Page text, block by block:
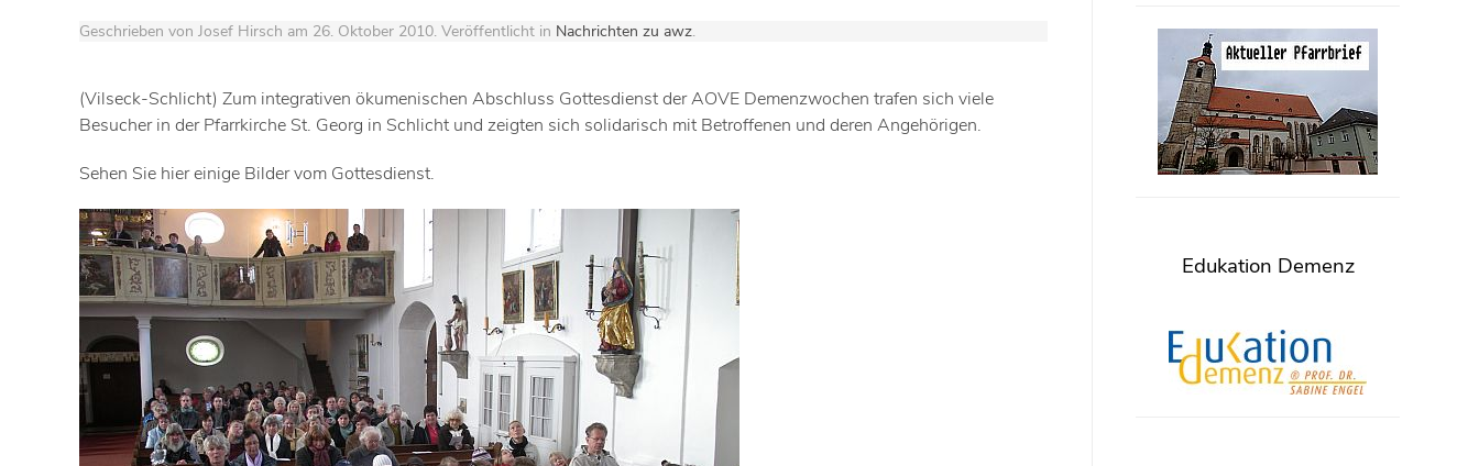
Geschrieben von Josef Hirsch am 26. Oktober 2010. Veröffentlicht in Nachrichten zu awz.
(Vilseck-Schlicht) Zum integrativen ökumenischen Abschluss Gottesdienst der AOVE Demenzwochen trafen sich viele
Besucher in der Pfarrkirche St. Georg in Schlicht und zeigten sich solidarisch mit Betroffenen und deren Angehörigen.
Sehen Sie hier einige Bilder vom Gottesdienst.
Edukation Demenz